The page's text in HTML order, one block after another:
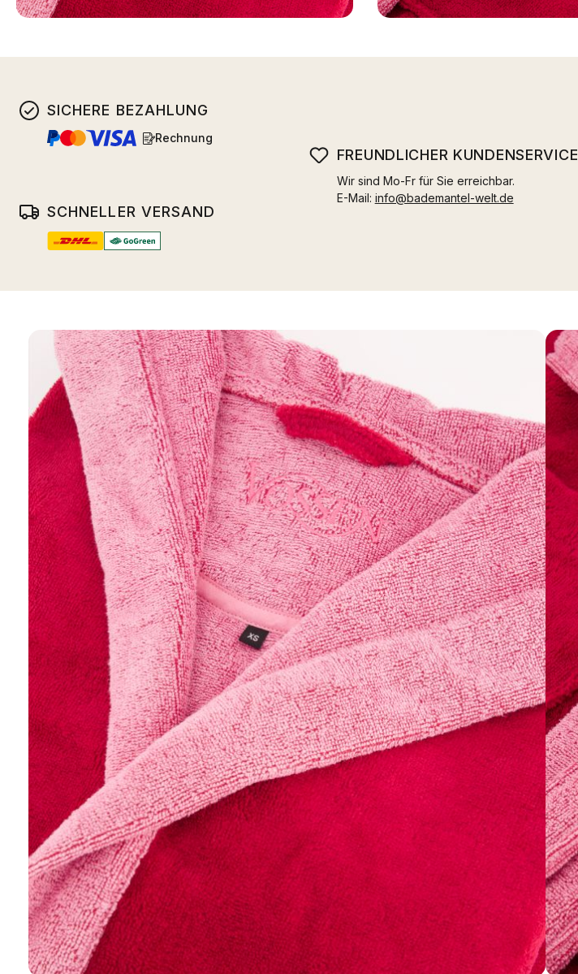
SICHERE BEZAHLUNG
Rechnung
SCHNELLER VERSAND
FREUNDLICHER KUNDENSERVICE
Wir sind Mo-Fr für Sie erreichbar.
E-Mail: info@bademantel-welt.de